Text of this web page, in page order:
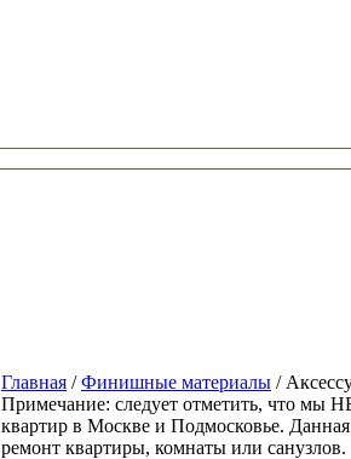
Главная /Финишные материалы /
Примечание: следует отметить, что
квартир в Москве и Подмосковье.
ремонт квартиры, комнаты или санузлов.